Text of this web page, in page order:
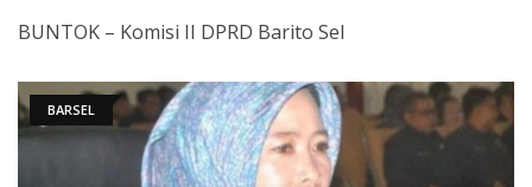
BUNTOK – Komisi II DPRD Barito Sel
BARSEL